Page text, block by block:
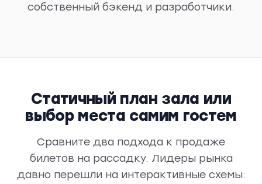
собственный бэкенд и разработчики.
Статичный план зала или
выбор места самим гостем
Сравните два подхода к продаже
билетов на рассадку. Лидеры рынка
давно перешли на интерактивные схемы: